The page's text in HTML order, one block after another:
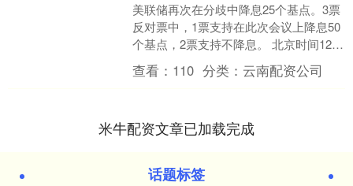
美联储再次在分歧中降息25个基点。3票
反对票中，1票支持在此次会议上降息50
个基点，2票支持不降息。 北京时间12月
11日凌晨，美联储宣布将联邦基金利率
目标区间....
查看： 110 分类： 云南配资公司
米牛配资文章已加载完成
话题标签